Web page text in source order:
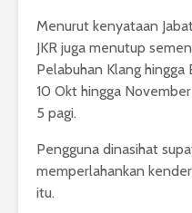
Menurut kenyataan
JKR juga menutup
Pelabuhan Klang
10 Okt hingga
5 pagi.
Pengguna dinasihat
memperlahankan
itu.